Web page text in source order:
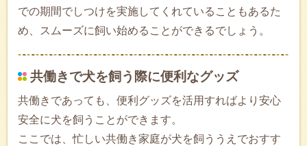
での期間でしつけを実施してくれていることもあるた
め、スムーズに飼い始めることができるでしょう。
共働きで犬を飼う際に便利なグッズ
共働きであっても、便利グッズを活用すればより安心
安全に犬を飼うことができます。
ここでは、忙しい共働き家庭が犬を飼ううえでおすす